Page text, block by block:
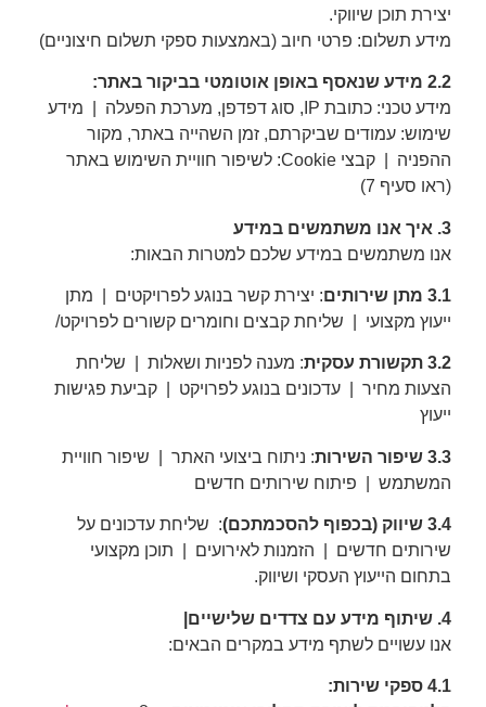
יצירת תוכן שיווקי.
מידע תשלום: פרטי חיוב (באמצעות ספקי תשלום חיצוניים)
2.2 מידע שנאסף באופן אוטומטי בביקור באתר:
מידע טכני: כתובת IP, סוג דפדפן, מערכת הפעלה | מידע
שימוש: עמודים שביקרתם, זמן השהייה באתר, מקור
ההפניה | קבצי Cookie: לשיפור חוויית השימוש באתר
(ראו סעיף 7)
3. איך אנו משתמשים במידע
אנו משתמשים במידע שלכם למטרות הבאות:
3.1 מתן שירותים
: יצירת קשר בנוגע לפרויקטים | מתן
ייעוץ מקצועי | שליחת קבצים וחומרים קשורים לפרויקט/
3.2 תקשורת עסקית
: מענה לפניות ושאלות | שליחת
הצעות מחיר | עדכונים בנוגע לפרויקט | קביעת פגישות
ייעוץ
3.3 שיפור השירות
: ניתוח ביצועי האתר | שיפור חוויית
המשתמש | פיתוח שירותים חדשים
3.4 שיווק (בכפוף להסכמתכם)
: שליחת עדכונים על
שירותים חדשים | הזמנות לאירועים | תוכן מקצועי
בתחום הייעוץ העסקי ושיווק.
4. שיתוף מידע עם צדדים שלישיים|
אנו עשויים לשתף מידע במקרים הבאים:
4.1 ספקי שירות: